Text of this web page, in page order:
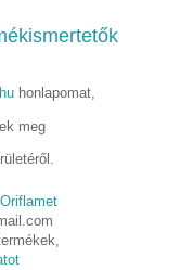
honlapomat,
meg